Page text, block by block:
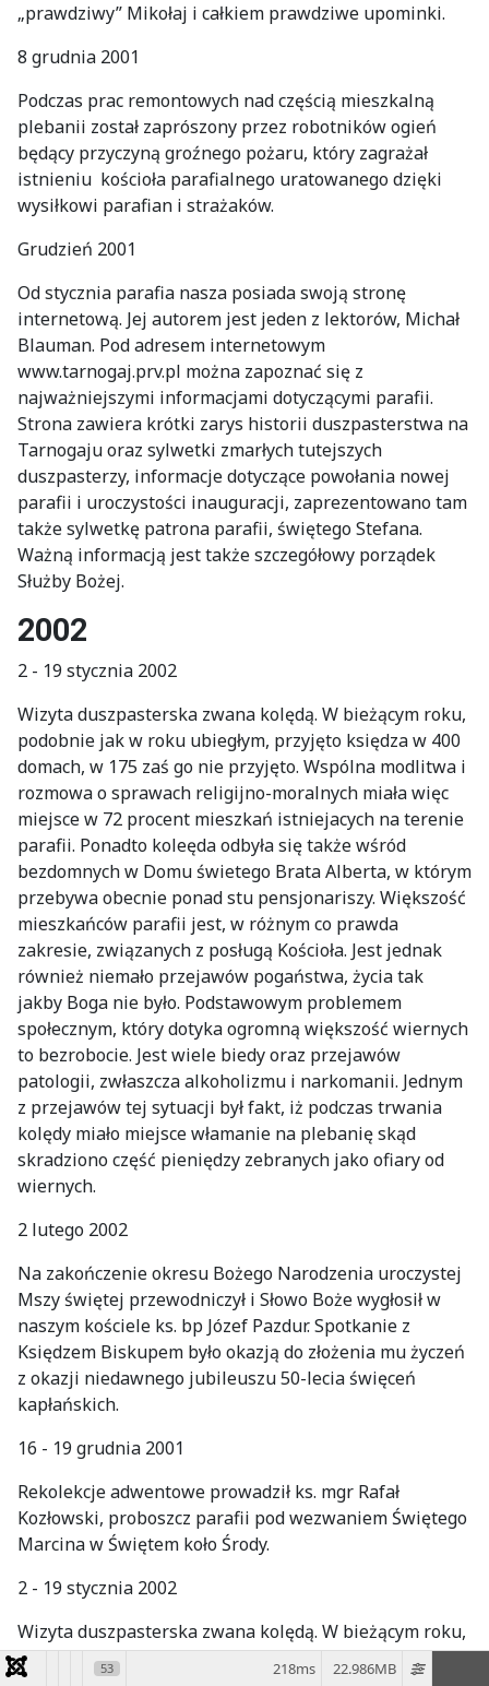
„prawdziwy” Mikołaj i całkiem prawdziwe upominki.
8 grudnia 2001
Podczas prac remontowych nad częścią mieszkalną
plebanii został zaprószony przez robotników ogień
będący przyczyną groźnego pożaru, który zagrażał
istnieniu kościoła parafialnego uratowanego dzięki
wysiłkowi parafian i strażaków.
Grudzień 2001
Od stycznia parafia nasza posiada swoją stronę
internetową. Jej autorem jest jeden z lektorów, Michał
Blauman. Pod adresem internetowym
www.tarnogaj.prv.pl można zapoznać się z
najważniejszymi informacjami dotyczącymi parafii.
Strona zawiera krótki zarys historii duszpasterstwa na
Tarnogaju oraz sylwetki zmarłych tutejszych
duszpasterzy, informacje dotyczące powołania nowej
parafii i uroczystości inauguracji, zaprezentowano tam
także sylwetkę patrona parafii, świętego Stefana.
Ważną informacją jest także szczegółowy porządek
Służby Bożej.
2002
2 - 19 stycznia 2002
Wizyta duszpasterska zwana kolędą. W bieżącym roku,
podobnie jak w roku ubiegłym, przyjęto księdza w 400
domach, w 175 zaś go nie przyjęto. Wspólna modlitwa i
rozmowa o sprawach religijno-moralnych miała więc
miejsce w 72 procent mieszkań istniejacych na terenie
parafii. Ponadto koleęda odbyła się także wśród
bezdomnych w Domu świetego Brata Alberta, w którym
przebywa obecnie ponad stu pensjonariszy. Większość
mieszkańców parafii jest, w różnym co prawda
zakresie, związanych z posługą Kościoła. Jest jednak
również niemało przejawów pogaństwa, życia tak
jakby Boga nie było. Podstawowym problemem
społecznym, który dotyka ogromną większość wiernych
to bezrobocie. Jest wiele biedy oraz przejawów
patologii, zwłaszcza alkoholizmu i narkomanii. Jednym
z przejawów tej sytuacji był fakt, iż podczas trwania
kolędy miało miejsce włamanie na plebanię skąd
skradziono część pieniędzy zebranych jako ofiary od
wiernych.
2 lutego 2002
Na zakończenie okresu Bożego Narodzenia uroczystej
Mszy świętej przewodniczył i Słowo Boże wygłosił w
naszym kościele ks. bp Józef Pazdur. Spotkanie z
Księdzem Biskupem było okazją do złożenia mu życzeń
z okazji niedawnego jubileuszu 50-lecia święceń
kapłańskich.
16 - 19 grudnia 2001
Rekolekcje adwentowe prowadził ks. mgr Rafał
Kozłowski, proboszcz parafii pod wezwaniem Świętego
Marcina w Świętem koło Środy.
2 - 19 stycznia 2002
Wizyta duszpasterska zwana kolędą. W bieżącym roku,
podobnie jak w roku ubiegłym, przyjęto księdza w 400
53 22.986MB
218ms